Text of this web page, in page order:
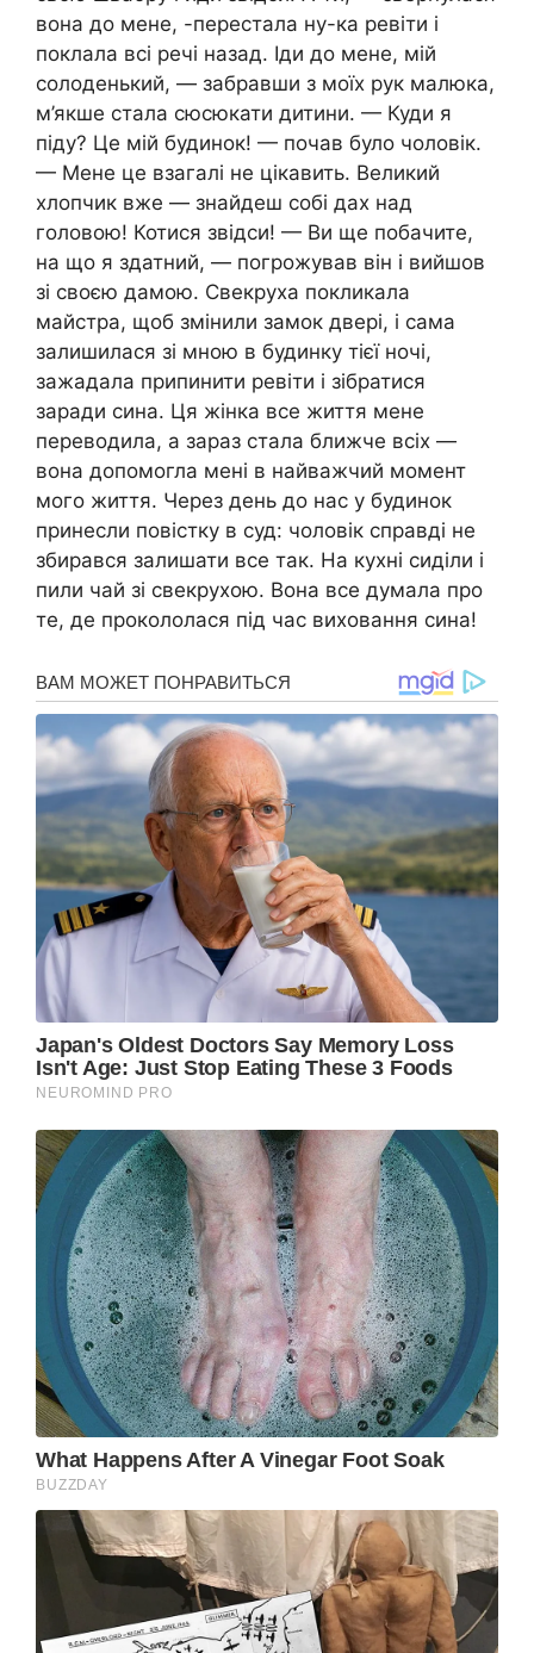
вона до мене, -перестала ну-ка ревіти і
поклала всі речі назад. Іди до мене, мій
солоденький, — забравши з моїх рук малюка,
м’якше стала сюсюкати дитини. — Куди я
піду? Це мій будинок! — почав було чоловік.
— Мене це взагалі не цікавить. Великий
хлопчик вже — знайдеш собі дах над
головою! Котися звідси! — Ви ще побачите,
на що я здатний, — погрожував він і вийшов
зі своєю дамою. Свекруха покликала
майстра, щоб змінили замок двері, і сама
залишилася зі мною в будинку тієї ночі,
зажадала припинити ревіти і зібратися
заради сина. Ця жінка все життя мене
переводила, а зараз стала ближче всіх —
вона допомогла мені в найважчий момент
мого життя. Через день до нас у будинок
принесли повістку в суд: чоловік справді не
збирався залишати все так. На кухні сиділи і
пили чай зі свекрухою. Вона все думала про
те, де прокололася під час виховання сина!